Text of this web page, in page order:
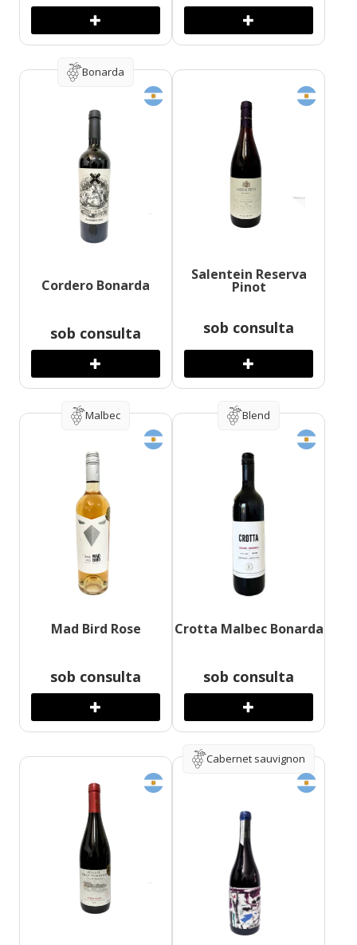
Bonarda
Cordero Bonarda
sob consulta
Salentein Reserva
Pinot
sob consulta
Malbec
Mad Bird Rose
sob consulta
Blend
Crotta Malbec Bonarda
sob consulta
Cabernet sauvignon